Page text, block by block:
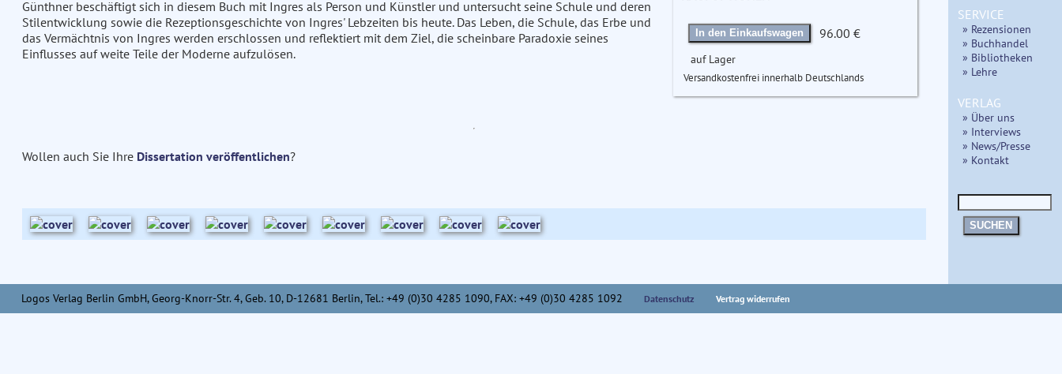
Günthner beschäftigt sich in diesem Buch mit Ingres als Person und Künstler und untersucht seine Schule und deren
Stilentwicklung sowie die Rezeptionsgeschichte von Ingres' Lebzeiten bis heute. Das Leben, die Schule, das Erbe und
das Vermächtnis von Ingres werden erschlossen und reflektiert mit dem Ziel, die scheinbare Paradoxie seines
Einflusses auf weite Teile der Moderne aufzulösen.
In den Einkaufswagen 96.00 €
auf Lager
Versandkostenfrei innerhalb Deutschlands
Wollen auch Sie Ihre Dissertation veröffentlichen?
SERVICE
» Rezensionen
» Buchhandel
» Bibliotheken
» Lehre
VERLAG
» Über uns
» Interviews
» News/Presse
» Kontakt
SUCHEN
Logos Verlag Berlin GmbH, Georg-Knorr-Str. 4, Geb. 10, D-12681 Berlin, Tel.: +49 (0)30 4285 1090, FAX: +49 (0)30 4285 1092 Datenschutz Vertrag widerrufen